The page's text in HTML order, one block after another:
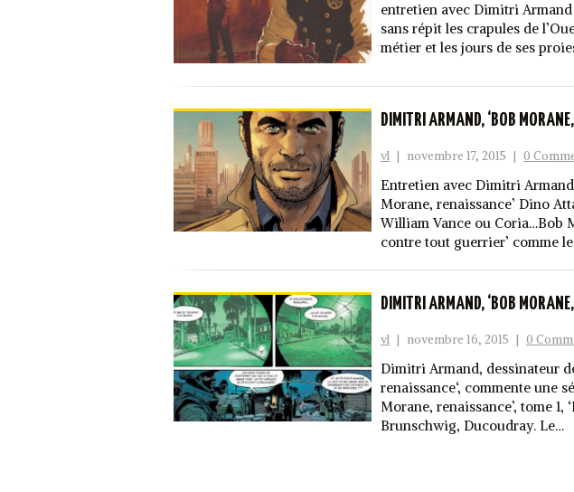
entretien avec Dimitri
sans répit les crapules de
métier et les jours de ses
DIMITRI ARMAND, ‘BOB
vl | novembre 17, 2015 | 0
Entretien avec Dimitri
Morane, renaissance’ Dino
William Vance ou Coria…Bob
contre tout guerrier’ comme
DIMITRI ARMAND, ‘BOB
vl | novembre 16, 2015 | 0
Dimitri Armand, dessinateur
renaissance‘, commente une
Morane, renaissance’, tome 1,
Brunschwig, Ducoudray. Le…